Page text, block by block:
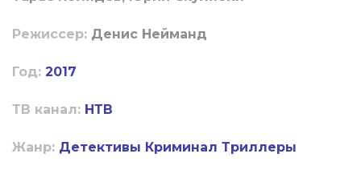
Режиссер: Денис Нейманд
Год: 2017
ТВ канал: НТВ
Жанр: Детективы Криминал Триллеры